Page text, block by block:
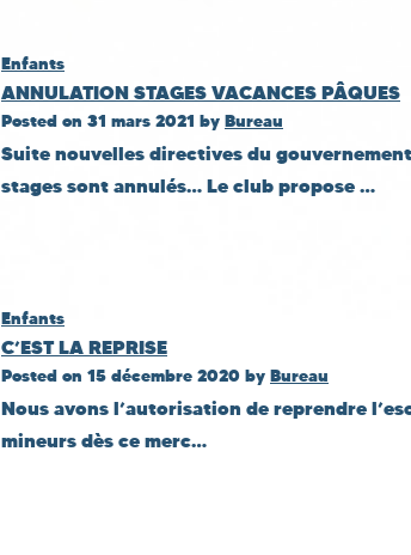
Enfants
ANNULATION STAGES VACANCES PÂQUES
Posted on 31 mars 2021 by Bureau
Suite nouvelles directives du
stages sont annulés… Le club propose …
Enfants
C’EST LA REPRISE
Posted on 15 décembre 2020 by Bureau
Nous avons l’autorisation de reprendre
mineurs dès ce merc…